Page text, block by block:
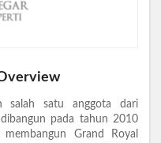
salah satu anggota dari
dibangun pada tahun 2010
Grand Royal